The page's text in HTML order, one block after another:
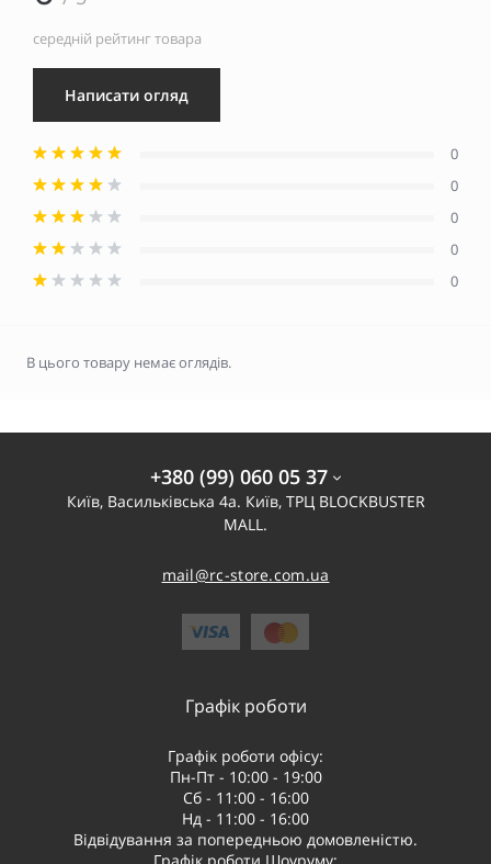
середній рейтинг товара
Написати огляд
0
0
0
0
0
В цього товару немає оглядів.
+380 (99) 060 05 37
Київ, Васильківська 4а. Київ, ТРЦ BLOCKBUSTER
MALL.
mail@rc-store.com.ua
Графік роботи
Графік роботи офісу:
Пн-Пт - 10:00 - 19:00
Сб - 11:00 - 16:00
Нд - 11:00 - 16:00
Відвідування за попередньою домовленістю.